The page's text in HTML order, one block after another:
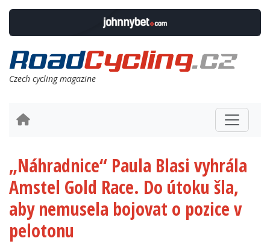
Czech cycling magazine
„Náhradnice“ Paula Blasi vyhrála
Amstel Gold Race. Do útoku šla,
aby nemusela bojovat o pozice v
pelotonu